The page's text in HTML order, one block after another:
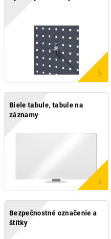
Biele tabule, tabule na
záznamy
Bezpečnostné označenie a
štítky